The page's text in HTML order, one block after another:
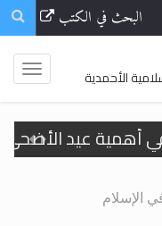
البحث في الكتب
الأحمدية
أهمية عيد
أهمية عيد
وأهداف >> المزيد
الإسلام